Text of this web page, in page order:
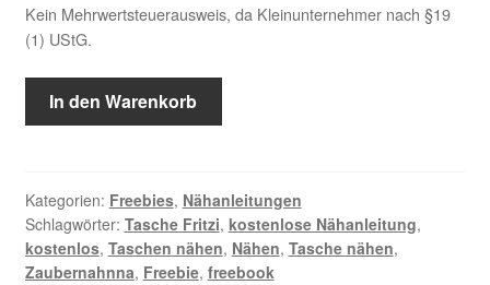
Kein Mehrwertsteuerausweis, da Kleinunternehmer nach §19
(1) UStG.
Freebook
In den Warenkorb
Kategorien: Freebies, Nähanleitungen
Schlagwörter: Tasche Fritzi, kostenlose Nähanleitung,
kostenlos, Taschen nähen, Nähen, Tasche nähen,
Zaubernahnna, Freebie, freebook